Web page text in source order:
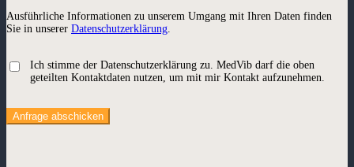
Ausführliche Informationen zu unserem Umgang mit Ihren Daten finden
Sie in unserer Datenschutzerklärung.
Ich stimme der Datenschutzerklärung zu. MedVib darf die oben
geteilten Kontaktdaten nutzen, um mit mir Kontakt aufzunehmen.